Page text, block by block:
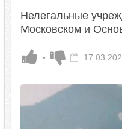
Нелегальные
Московском и
-